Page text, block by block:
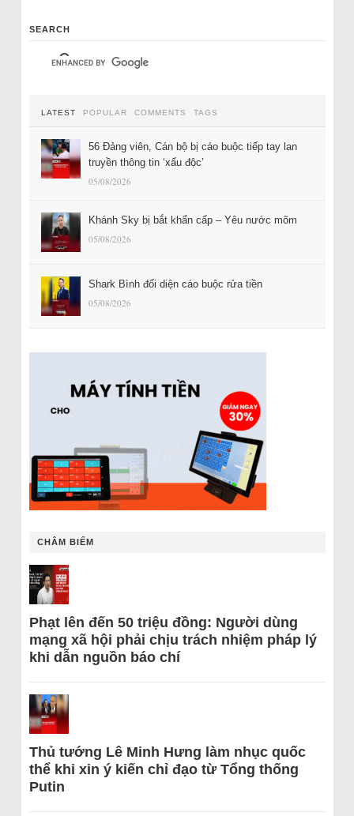
SEARCH
LATEST POPULAR COMMENTS TAGS
56 Đảng viên, Cán bộ bị cáo buộc tiếp tay lan
truyền thông tin ‘xấu độc’
05/08/2026
Khánh Sky bị bắt khẩn cấp – Yêu nước mõm
05/08/2026
Shark Bình đối diện cáo buộc rửa tiền
05/08/2026
CHÂM BIẾM
Phạt lên đến 50 triệu đồng: Người dùng
mạng xã hội phải chịu trách nhiệm pháp lý
khi dẫn nguồn báo chí
Thủ tướng Lê Minh Hưng làm nhục quốc
thể khi xin ý kiến chỉ đạo từ Tổng thống
Putin